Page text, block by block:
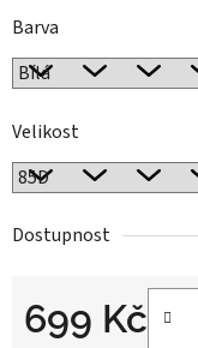
Barva
Velikost
Dostupnost
699 Kč